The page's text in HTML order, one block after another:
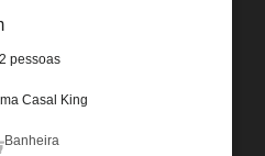
2 pessoas
Casal King
Banheira